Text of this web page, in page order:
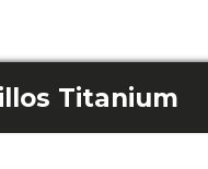
Titanium